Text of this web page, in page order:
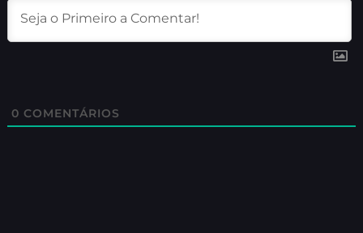
0 COMENTÁRIOS